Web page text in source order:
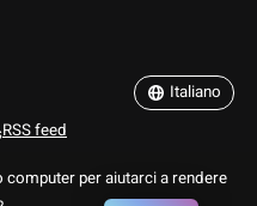
RSS feed
Italiano
per aiutarci a rendere